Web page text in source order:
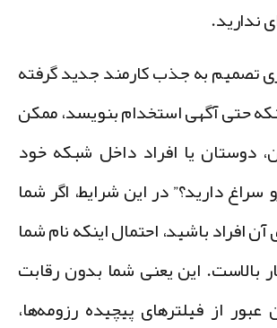
به جذب کارمند جدید گرفته
آگهی استخدام بنویسد، ممکن
یا افراد داخل شبکه خود
دارید؟” در این شرایط، اگر شما
باشید، احتمال اینکه نام شما
این یعنی شما بدون رقابت
از فیلترهای پیچیده رزومه‌ها،